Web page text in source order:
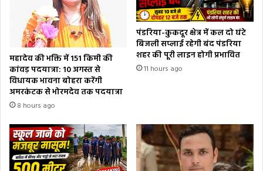
महादेव की भक्ति में 151 किमी की
कांवड़ पदयात्रा: 10 अगस्त से
विधायक भावना बोहरा करेंगी
अमरकंटक से भोरमदेव तक पदयात्रा
8 hours ago
पंडरिया-कुकदूर क्षेत्र में कल दो घंटे
बिजली सप्लाई रहेगी बंद पंडरिया
शहर की पूरी लाइन होगी प्रभावित
11 hours ago